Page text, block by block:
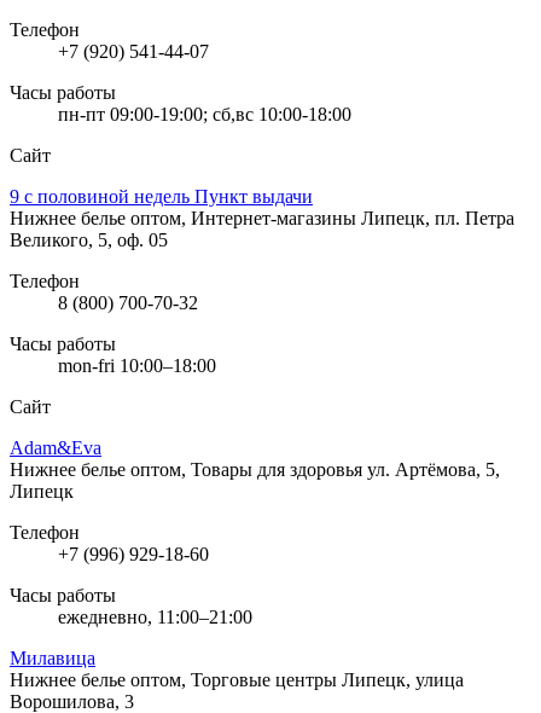
Телефон
+7 (920) 541-44-07
Часы работы
пн-пт 09:00-19:00; сб,вс 10:00-18:00
Сайт
9 с половиной недель Пункт выдачи
Нижнее белье оптом, Интернет-магазины Липецк, пл. Петра
Великого, 5, оф. 05
Телефон
8 (800) 700-70-32
Часы работы
mon-fri 10:00–18:00
Сайт
Adam&Eva
Нижнее белье оптом, Товары для здоровья ул. Артёмова, 5,
Липецк
Телефон
+7 (996) 929-18-60
Часы работы
ежедневно, 11:00–21:00
Милавица
Нижнее белье оптом, Торговые центры Липецк, улица
Ворошилова, 3